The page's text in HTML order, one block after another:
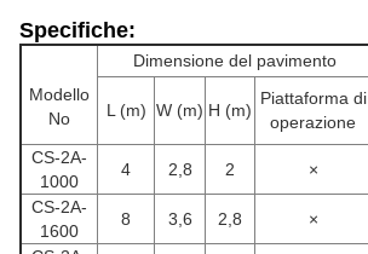
Specifiche:
Modello
No
Dimensione del pavimento
L (m) W (m) H (m)
Piattaforma di
operazione
CS-2A-
1000
4 2,8 2 ×
CS-2A-
1600
8 3,6 2,8 ×